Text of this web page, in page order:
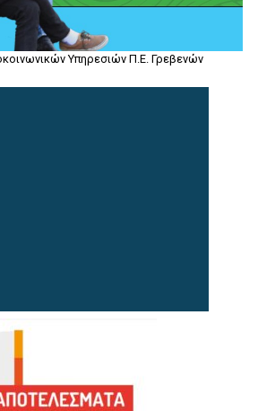
Υπηρεσιών Π.Ε. Γρεβενών